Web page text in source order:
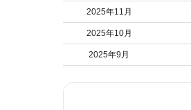
2025年11月
2025年10月
2025年9月